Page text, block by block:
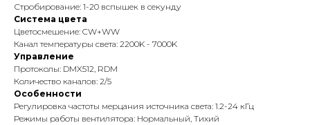
Стробирование: 1-20 вспышек в секунду
Система цвета
Цветосмешение: CW+WW
Канал температуры света: 2200K - 7000K
Управление
Протоколы: DMX512, RDM
Количество каналов: 2/5
Особенности
Регулировка частоты мерцания источника света: 1.2-24 кГц
Режимы работы вентилятора: Нормальный, Тихий